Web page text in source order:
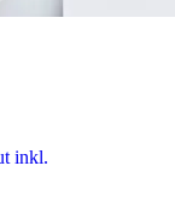
inkl.